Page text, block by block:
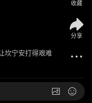
坎宁安打得艰难
收藏
分享